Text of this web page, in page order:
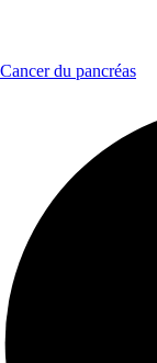
Cancer du pancréas